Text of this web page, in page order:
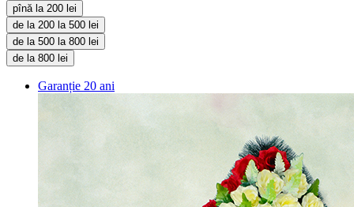
pînă la 200 lei
de la 200 la 500 lei
de la 500 la 800 lei
de la 800 lei
Garanție 20 ani